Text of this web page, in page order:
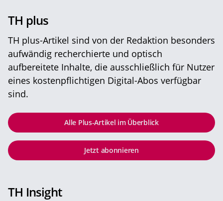
TH plus
TH plus-Artikel sind von der Redaktion besonders
aufwändig recherchierte und optisch
aufbereitete Inhalte, die ausschließlich für Nutzer
eines kostenpflichtigen Digital-Abos verfügbar
sind.
Alle Plus-Artikel im Überblick
Jetzt abonnieren
TH Insight